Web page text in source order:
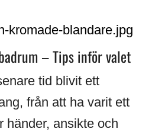
– Tips inför valet
tid blivit ett
från att ha varit ett
händer, ansikte och